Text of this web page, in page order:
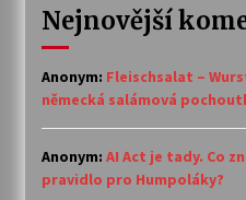
Nejnovější
Anonym: Fleischsalat –
německá salámová
Anonym: AI Act je tady. Co
pravidlo pro Humpoláky?